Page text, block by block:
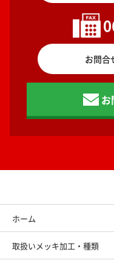
お問合
ホーム
取扱いメッキ加工・種類